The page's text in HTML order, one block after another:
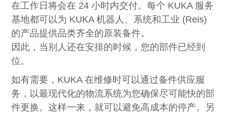
在工作日将会在 24 小时内交付。每个 KUKA 服务
基地都可以为 KUKA 机器人、系统和工业 (Reis)
的产品提供品类齐全的原装备件。
因此，当别人还在安排的时候，您的部件已经到
位。
如有需要，KUKA 在维修时可以通过备件供应服
务，以最现代化的物流系统为您确保尽可能快的部
件更换。这样一来，就可以避免高成本的停产。另